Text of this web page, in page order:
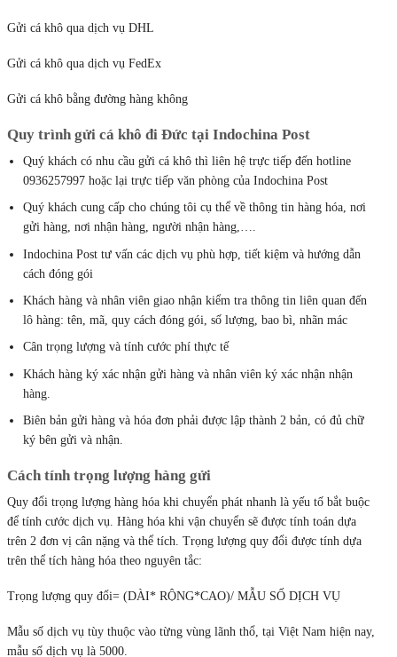
Gửi cá khô qua dịch vụ DHL
Gửi cá khô qua dịch vụ FedEx
Gửi cá khô bằng đường hàng không
Quy trình gửi cá khô đi Đức tại Indochina Post
Quý khách có nhu cầu gửi cá khô thì liên hệ trực tiếp đến hotline
0936257997 hoặc lại trực tiếp văn phòng của Indochina Post
Quý khách cung cấp cho chúng tôi cụ thể về thông tin hàng hóa, nơi
gửi hàng, nơi nhận hàng, người nhận hàng,….
Indochina Post tư vấn các dịch vụ phù hợp, tiết kiệm và hướng dẫn
cách đóng gói
Khách hàng và nhân viên giao nhận kiểm tra thông tin liên quan đến
lô hàng: tên, mã, quy cách đóng gói, số lượng, bao bì, nhãn mác
Cân trọng lượng và tính cước phí thực tế
Khách hàng ký xác nhận gửi hàng và nhân viên ký xác nhận nhận
hàng.
Biên bản gửi hàng và hóa đơn phải được lập thành 2 bản, có đủ chữ
ký bên gửi và nhận.
Cách tính trọng lượng hàng gửi
Quy đổi trọng lượng hàng hóa khi chuyển phát nhanh là yếu tố bắt buộc
để tính cước dịch vụ. Hàng hóa khi vận chuyển sẽ được tính toán dựa
trên 2 đơn vị cân nặng và thể tích. Trọng lượng quy đổi được tính dựa
trên thể tích hàng hóa theo nguyên tắc:
Trọng lượng quy đổi= (DÀI* RỘNG*CAO)/ MẪU SỐ DỊCH VỤ
Mẫu số dịch vụ tùy thuộc vào từng vùng lãnh thổ, tại Việt Nam hiện nay,
mẫu số dịch vụ là 5000.